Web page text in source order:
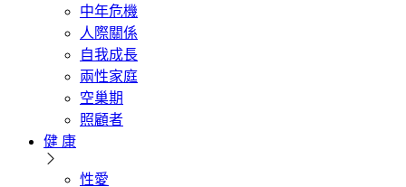
中年危機
人際關係
自我成長
兩性家庭
空巢期
照顧者
健 康
性愛